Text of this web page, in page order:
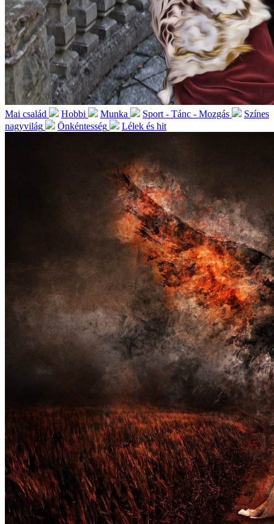
Mai család Hobbi Munka Sport - Tánc - Mozgás
Színes
nagyvilág
Önkéntesség Lélek és hit